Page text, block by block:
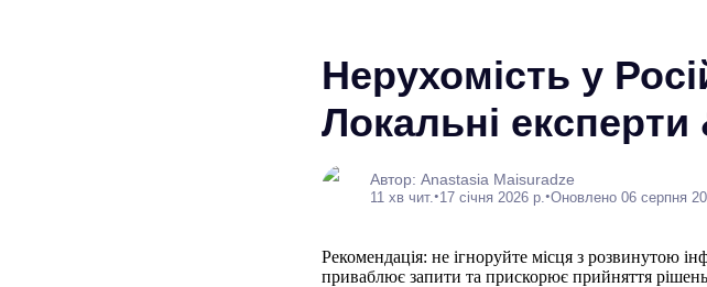
Нерухомість у
Локальні експерти
Автор: Anastasia Maisuradze
11 хв чит. •17 січня 2026 р. •Оновлено 06 серпня
Рекомендація: не ігноруйте місця з розвинутою
приваблює запити та прискорює прийняття